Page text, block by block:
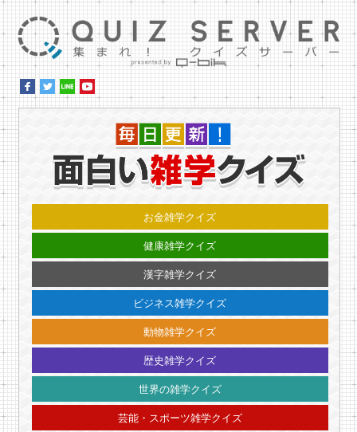
お金雑学クイズ
健康雑学クイズ
漢字雑学クイズ
ビジネス雑学クイズ
動物雑学クイズ
歴史雑学クイズ
世界の雑学クイズ
芸能・スポーツ雑学クイズ